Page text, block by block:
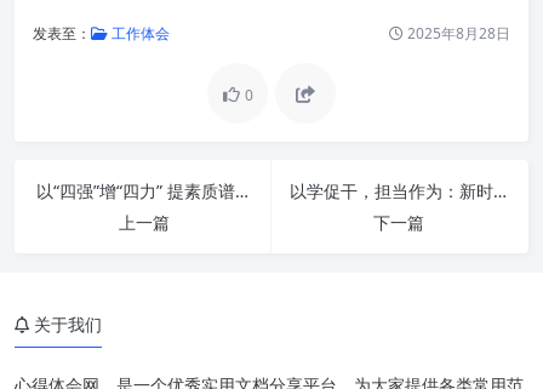
发表至： 工作体会 2025年8月28日
0
以“四强”增“四力” 提素质谱新篇：新时代高质量发展的核心引擎
上一篇
以学促干，担当作为：新时代高质量发展的核心引擎
下一篇
精神基石
锻造“外功”：提升办公室工作的
新时代办公室工作的挑战与机遇
关于我们